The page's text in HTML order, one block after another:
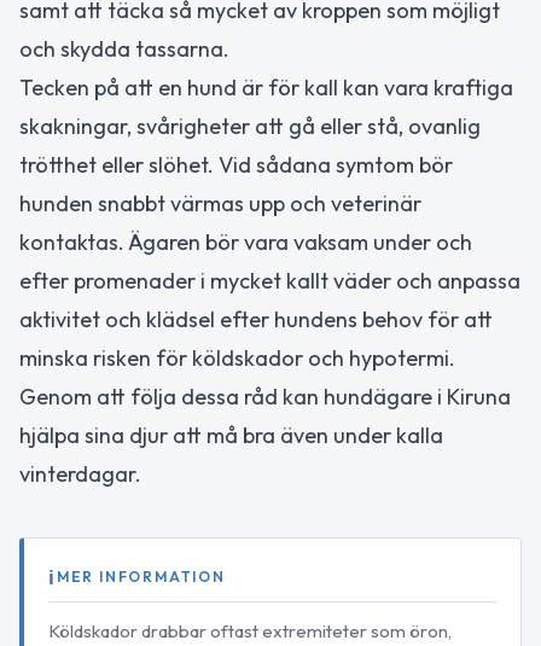
samt att täcka så mycket av kroppen som möjligt
och skydda tassarna.
Tecken på att en hund är för kall kan vara kraftiga
skakningar, svårigheter att gå eller stå, ovanlig
trötthet eller slöhet. Vid sådana symtom bör
hunden snabbt värmas upp och veterinär
kontaktas. Ägaren bör vara vaksam under och
efter promenader i mycket kallt väder och anpassa
aktivitet och klädsel efter hundens behov för att
minska risken för köldskador och hypotermi.
Genom att följa dessa råd kan hundägare i Kiruna
hjälpa sina djur att må bra även under kalla
vinterdagar.
MER INFORMATION
Köldskador drabbar oftast extremiteter som öron,